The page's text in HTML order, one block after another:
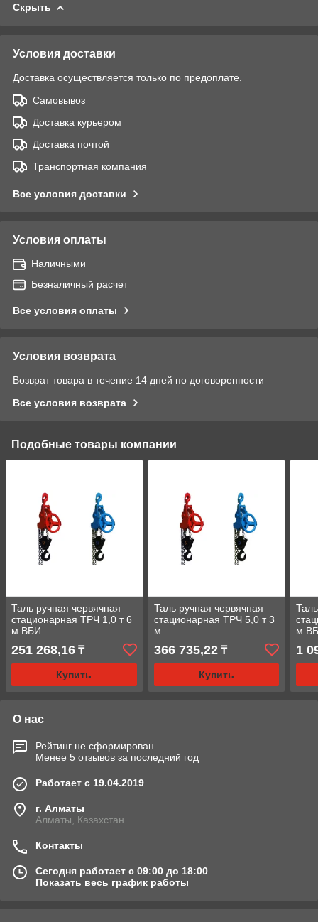
Скрыть
Условия доставки
Доставка осуществляется только по предоплате.
Самовывоз
Доставка курьером
Доставка почтой
Транспортная компания
Все условия доставки
Условия оплаты
Наличными
Безналичный расчет
Все условия оплаты
Условия возврата
Возврат товара в течение 14 дней по договоренности
Все условия возврата
Подобные товары компании
Таль ручная червячная
стационарная ТРЧ 1,0 т 6
м ВБИ
251 268,16 ₸
Купить
Таль ручная червячная
стационарная ТРЧ 5,0 т 3
м
366 735,22₸
Купить
м
1
О нас
Рейтинг не сформирован
Менее 5 отзывов за последний год
Работает с 19.04.2019
г. Алматы
Алматы, Казахстан
Контакты
Сегодня работает с 09:00 до 18:00
Показать весь график работы